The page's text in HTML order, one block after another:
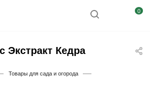
0
Экстракт Кедра
Товары для сада и огорода —